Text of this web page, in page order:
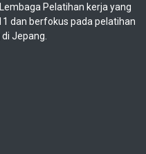
Lembaga Pelatihan kerja yang
dan berfokus pada pelatihan
Jepang.